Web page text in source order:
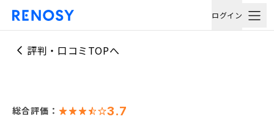
ログイン
評判・口コミTOPへ
総合評価： 3.7